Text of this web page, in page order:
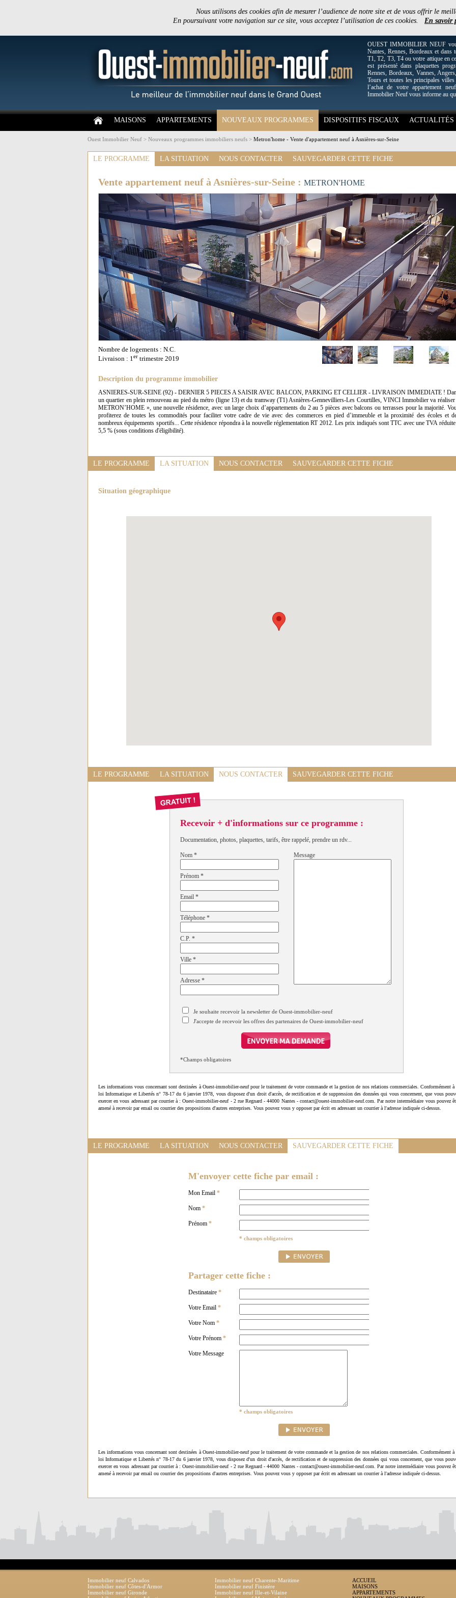
Nous utilisons des cookies afin de mesurer l’audience de notre site et de vous offrir le
En poursuivant votre navigation sur ce site, vous acceptez l’utilisation de ces cookies. En savoir
OUEST IMMOBILIER NEUF
Nantes, Rennes, Bordeaux et
T1, T2, T3, T4 ou votre attique en
est présenté dans plaquettes
Rennes, Bordeaux, Vannes,
Tours et toutes les principales
l’achat de votre appartement
Immobilier Neuf vous informe au
MAISONS APPARTEMENTS NOUVEAUX PROGRAMMES DISPOSITIFS FISCAUX ACTUALITÉS
Ouest Immobilier Neuf > Nouveaux programmes immobiliers neufs > Metron'home - Vente d'appartement neuf à Asnières-sur-Seine
LE PROGRAMME LA SITUATION NOUS CONTACTER SAUVEGARDER CETTE FICHE
Vente appartement neuf à Asnières-sur-Seine : METRON'HOME
Nombre de logements : N.C.
Livraison : 1er trimestre 2019
Description du programme immobilier
ASNIERES-SUR-SEINE (92) - DERNIER 5 PIECES A SAISIR AVEC BALCON, PARKING ET CELLIER - LIVRAISON IMMEDIATE !
un quartier en plein renouveau au pied du métro (ligne 13) et du tramway (T1) Asnières-Gennevilliers-Les Courtilles, VINCI Immobilier va réaliser
METRON’HOME », une nouvelle résidence, avec un large choix d’appartements du 2 au 5 pièces avec balcons ou terrasses pour la majorité.
profiterez de toutes les commodités pour faciliter votre cadre de vie avec des commerces en pied d’immeuble et la proximité des écoles et
nombreux équipements sportifs... Cette résidence répondra à la nouvelle réglementation RT 2012. Les prix indiqués sont TTC avec une TVA
5,5 % (sous conditions d'éligibilité).
LE PROGRAMME LA SITUATION NOUS CONTACTER SAUVEGARDER CETTE FICHE
Situation géographique
LE PROGRAMME LA SITUATION NOUS CONTACTER SAUVEGARDER CETTE FICHE
Recevoir + d'informations sur ce programme :
Documentation, photos, plaquettes, tarifs, être rappelé, prendre un rdv...
Nom *
Prénom *
Email *
Téléphone *
C.P. *
Ville *
Adresse *
Message
Je souhaite recevoir la newsletter de Ouest-immobilier-neuf
J'accepte de recevoir les offres des partenaires de Ouest-immobilier-neuf
*Champs obligatoires
Les informations vous concernant sont destinées à Ouest-immobilier-neuf pour le traitement de votre commande et la gestion de nos relations commerciales. Conformément à
loi Informatique et Libertés n° 78-17 du 6 janvier 1978, vous disposez d'un droit d'accès, de rectification et de suppression des données qui vous concernent, que vous
exercer en vous adressant par courrier à : Ouest-immobilier-neuf - 2 rue Regnard - 44000 Nantes - contact@ouest-immobilier-neuf.com. Par notre intermédiaire vous pouvez
amené à recevoir par email ou courrier des propositions d'autres entreprises. Vous pouvez vous y opposer par écrit en adressant un courrier à l'adresse indiquée ci-dessus.
LE PROGRAMME LA SITUATION NOUS CONTACTER SAUVEGARDER CETTE FICHE
M'envoyer cette fiche par email :
Mon Email *
Nom *
Prénom *
* champs obligatoires
Partager cette fiche :
Destinataire *
Votre Email *
Votre Nom *
Votre Prénom *
Votre Message
* champs obligatoires
Les informations vous concernant sont destinées à Ouest-immobilier-neuf pour le traitement de votre commande et la gestion de nos relations commerciales. Conformément à
loi Informatique et Libertés n° 78-17 du 6 janvier 1978, vous disposez d'un droit d'accès, de rectification et de suppression des données qui vous concernent, que vous
exercer en vous adressant par courrier à : Ouest-immobilier-neuf - 2 rue Regnard - 44000 Nantes - contact@ouest-immobilier-neuf.com. Par notre intermédiaire vous pouvez
amené à recevoir par email ou courrier des propositions d'autres entreprises. Vous pouvez vous y opposer par écrit en adressant un courrier à l'adresse indiquée ci-dessus.
Immobilier neuf Calvados
Immobilier neuf Charente-Maritime
Immobilier neuf Côtes-d'Armor
Immobilier neuf Finistère
Immobilier neuf Gironde
Immobilier neuf Ille-et-Vilaine
ACCUEIL
MAISONS
APPARTEMENTS